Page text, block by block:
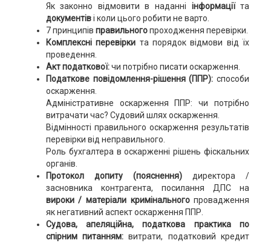
Як законно відмовити в наданні інформаціїта
документіві коли цього робити не варто.
7 принципів правильногопроходження перевірки.
Комплексні перевірки та порядок відмови від їх
проведення.
Акт податкової:чи потрібно писати оскарження.
Податкове повідомлення-рішення (ППР):способи
оскарження.
Адміністративне оскарження ППР: чи потрібно
витрачати час? Судовий шлях оскарження.
Відмінності правильного оскарження результатів
перевірки від неправильного.
Роль бухгалтера в оскарженні рішень фіскальних
органів.
Протокол допиту (пояснення)директора /
засновника контрагента, посилання ДПС на
вироки / матеріали кримінальногопровадження
як негативний аспект оскарження ППР.
Судова, апеляційна, податкова практика по
спірним питанням:витрати, податковий кредит